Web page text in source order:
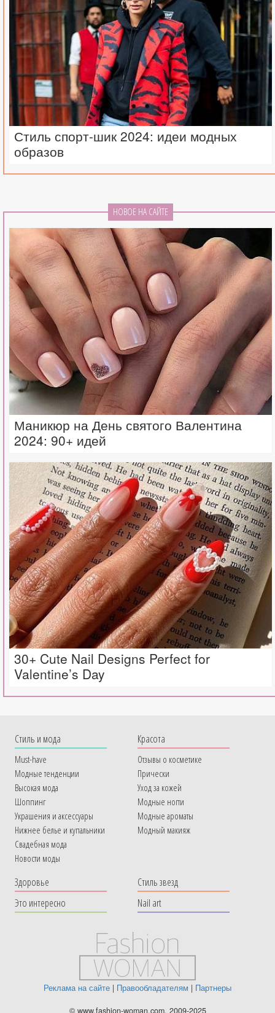
Стиль спорт-шик 2024: идеи модных
образов
НОВОЕ НА САЙТЕ
Маникюр на День святого Валентина
2024: 90+ идей
30+ Cute Nail Designs Perfect for
Valentine’s Day
Cтиль и мода
Must-have
Модные тенденции
Высокая мода
Шоппинг
Украшения и аксессуары
Нижнее белье и купальники
Свадебная мода
Новости моды
Красота
Отзывы о косметике
Прически
Уход за кожей
Модные ногти
Модные ароматы
Модный макияж
Здоровье
Это интересно
Стиль звезд
Nail art
Реклама на сайте | Правообладателям | Партнеры